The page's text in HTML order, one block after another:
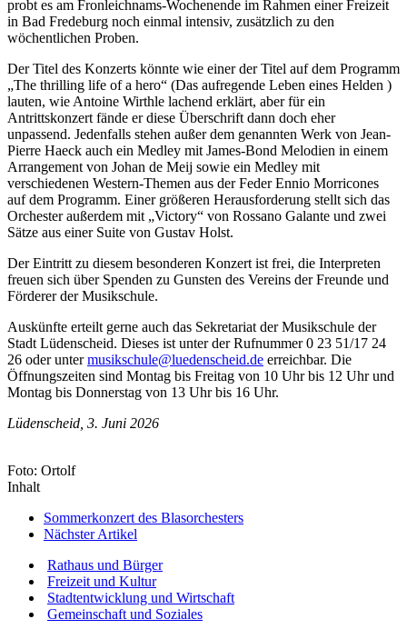
probt es am Fronleichnams-Wochenende im Rahmen einer Freizeit
in Bad Fredeburg noch einmal intensiv, zusätzlich zu den
wöchentlichen Proben.
Der Titel des Konzerts könnte wie einer der Titel auf dem Programm
„The thrilling life of a hero“ (Das aufregende Leben eines Helden )
lauten, wie Antoine Wirthle lachend erklärt, aber für ein
Antrittskonzert fände er diese Überschrift dann doch eher
unpassend. Jedenfalls stehen außer dem genannten Werk von Jean-
Pierre Haeck auch ein Medley mit James-Bond Melodien in einem
Arrangement von Johan de Meij sowie ein Medley mit
verschiedenen Western-Themen aus der Feder Ennio Morricones
auf dem Programm. Einer größeren Herausforderung stellt sich das
Orchester außerdem mit „Victory“ von Rossano Galante und zwei
Sätze aus einer Suite von Gustav Holst.
Der Eintritt zu diesem besonderen Konzert ist frei, die Interpreten
freuen sich über Spenden zu Gunsten des Vereins der Freunde und
Förderer der Musikschule.
Auskünfte erteilt gerne auch das Sekretariat der Musikschule der
Stadt Lüdenscheid. Dieses ist unter der Rufnummer 0 23 51/17 24
26 oder untermusikschule@luedenscheid.de erreichbar. Die
Öffnungszeiten sind Montag bis Freitag von 10 Uhr bis 12 Uhr und
Montag bis Donnerstag von 13 Uhr bis 16 Uhr.
Lüdenscheid, 3. Juni 2026
Foto: Ortolf
Inhalt
Sommerkonzert des Blasorchesters
Nächster Artikel
Rathaus und Bürger
Freizeit und Kultur
Stadtentwicklung und Wirtschaft
Gemeinschaft und Soziales